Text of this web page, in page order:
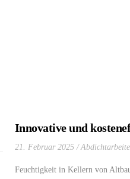
Innovative und
21. Februar 2025
Feuchtigkeit in Kellern von